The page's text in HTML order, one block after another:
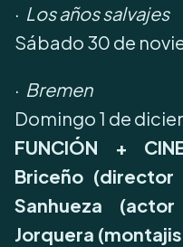
· Los años salvajes
Sábado 30 de
· Bremen
Domingo 1 de
FUNCIÓN +
Briceño
Sanhueza
Jorquera